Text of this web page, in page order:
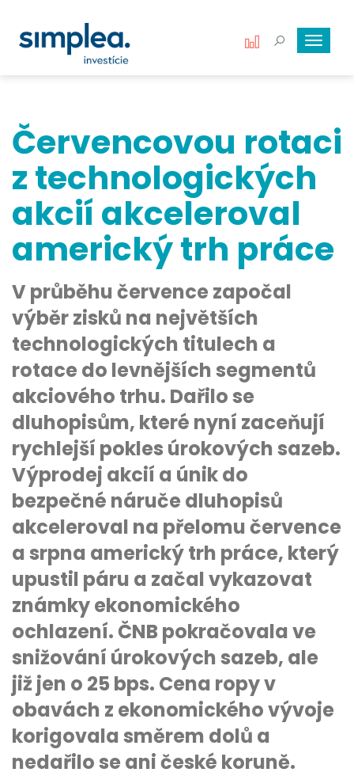
Toggle
Červencovou rotaci
z technologických
akcií akceleroval
americký trh práce
V průběhu července započal
výběr zisků na největších
technologických titulech a
rotace do levnějších segmentů
akciového trhu. Dařilo se
dluhopisům, které nyní zaceňují
rychlejší pokles úrokových sazeb.
Výprodej akcií a únik do
bezpečné náruče dluhopisů
akceleroval na přelomu července
a srpna americký trh práce, který
upustil páru a začal vykazovat
známky ekonomického
ochlazení. ČNB pokračovala ve
snižování úrokových sazeb, ale
již jen o 25 bps. Cena ropy v
obavách z ekonomického vývoje
korigovala směrem dolů a
nedařilo se ani české koruně.